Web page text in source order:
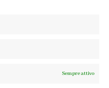
Sempre attivo
13, 23900 LECCO
| DESIGN BY